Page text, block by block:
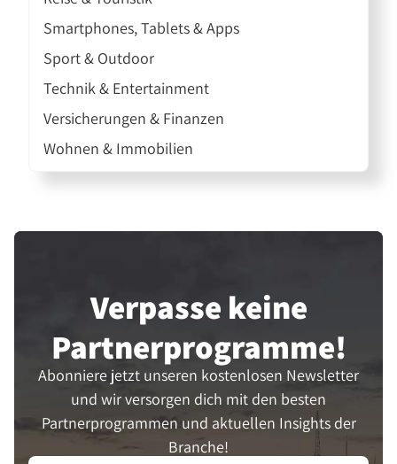
Smartphones, Tablets & Apps
Sport & Outdoor
Technik & Entertainment
Versicherungen & Finanzen
Wohnen & Immobilien
Verpasse keine
Partner­programme!
Abonniere jetzt unseren kostenlosen Newsletter
und wir versorgen dich mit den besten
Partnerprogrammen und aktuellen Insights der
Branche!